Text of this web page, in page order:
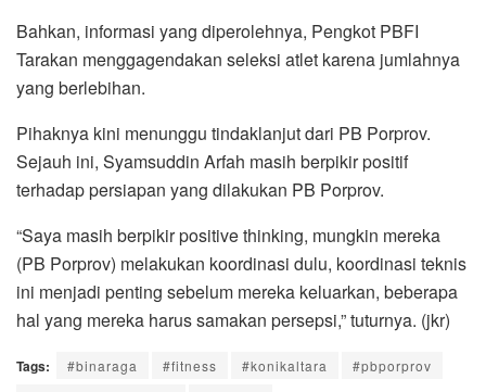
Bahkan, informasi yang diperolehnya, Pengkot PBFI
Tarakan menggagendakan seleksi atlet karena jumlahnya
yang berlebihan.
Pihaknya kini menunggu tindaklanjut dari PB Porprov.
Sejauh ini, Syamsuddin Arfah masih berpikir positif
terhadap persiapan yang dilakukan PB Porprov.
“Saya masih berpikir positive thinking, mungkin mereka
(PB Porprov) melakukan koordinasi dulu, koordinasi teknis
ini menjadi penting sebelum mereka keluarkan, beberapa
hal yang mereka harus samakan persepsi,” tuturnya. (jkr)
Tags: #binaraga #fitness #konikaltara
#pbporprov